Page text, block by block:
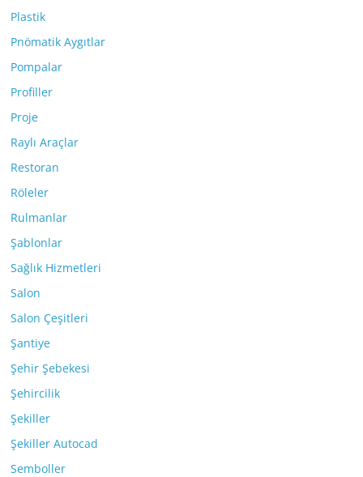
Plastik
Pnömatik Aygıtlar
Pompalar
Profiller
Proje
Raylı Araçlar
Restoran
Röleler
Rulmanlar
Şablonlar
Sağlık Hizmetleri
Salon
Salon Çeşitleri
Şantiye
Şehir Şebekesi
Şehircilik
Şekiller
Şekiller Autocad
Semboller